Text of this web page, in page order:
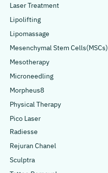
Laser Treatment
Lipolifting
Lipomassage
Mesenchymal Stem Cells(MSCs)
Mesotherapy
Microneedling
Morpheus8
Physical Therapy
Pico Laser
Radiesse
Rejuran Chanel
Sculptra